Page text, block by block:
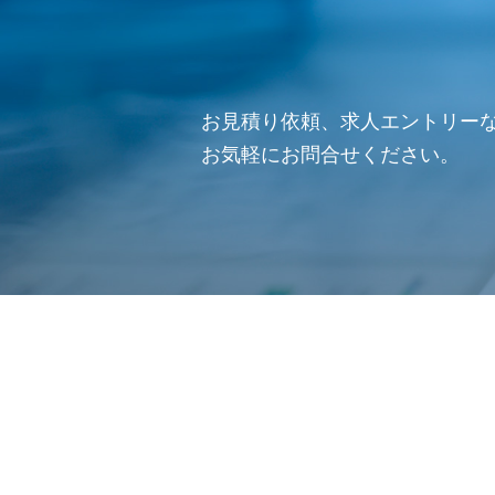
お見積り依頼、求人エントリー
お気軽にお問合せください。